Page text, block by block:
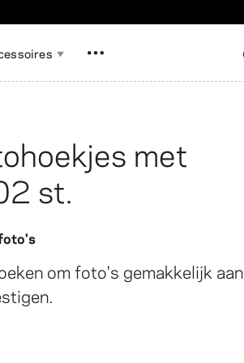
Kaart Spel
afdrukken
Alles tonen
Alles tonen
inloggen
met
st.
om foto's gemakkelijk aan